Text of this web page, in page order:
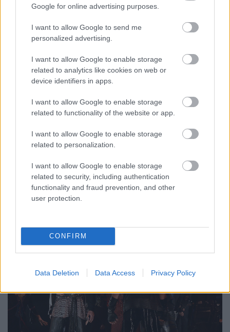
Google for online advertising purposes.
I want to allow Google to send me
personalized advertising.
I want to allow Google to enable storage
related to analytics like cookies on web or
device identifiers in apps.
I want to allow Google to enable storage
related to functionality of the website or app.
I want to allow Google to enable storage
related to personalization.
I want to allow Google to enable storage
related to security, including authentication
functionality and fraud prevention, and other
user protection.
CONFIRM
Data Deletion Data Access Privacy Policy
Brasch Bence,aki Mercutio szerepében léptt föl, azt
is elárulta, hogy tulajdonképpen a Rómeó és Júlia
DVD-n nőtt fel.
Kerényi Miklós Mátékilenc éve debütált
Mercutióként, ő az úgynevezett csikó-szereposztás
Attilával bő egy évig figyeltük az előadást és rajongói
voltunk, 2005 óta pedig szerepelünk is Presurvic
gondoltam, hogy a pályámon még két-három hasonló
élményt, ilyen jellegű, megható jubileumot kívánok
magamnak"– mondtaKerényi Miklós Máté